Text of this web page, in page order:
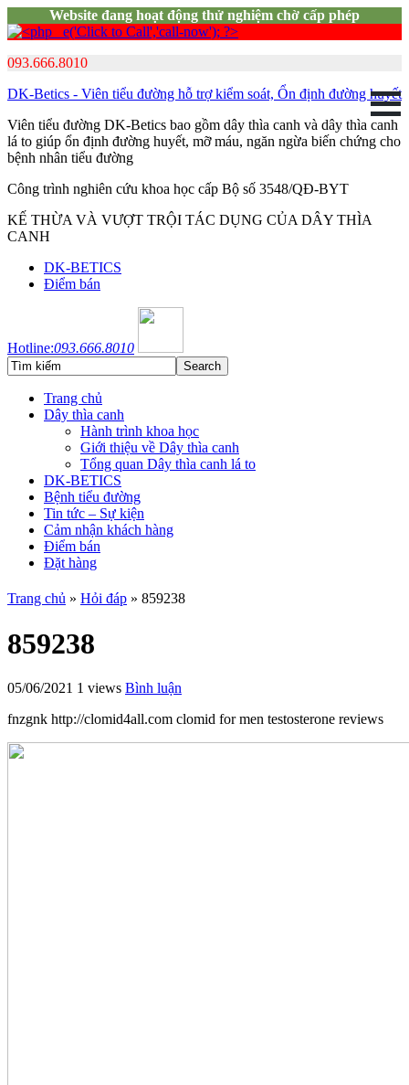
Website đang hoạt động thử nghiệm chờ cấp phép
093.666.8010
DK-Betics - Viên tiểu đường hỗ trợ kiểm soát, Ổn định đường huyết
Viên tiểu đường DK-Betics bao gồm dây thìa canh và dây thìa canh
lá to giúp ổn định đường huyết, mỡ máu, ngăn ngừa biến chứng cho
bệnh nhân tiểu đường
Công trình nghiên cứu khoa học cấp Bộ số 3548/QĐ-BYT
KẾ THỪA VÀ VƯỢT TRỘI TÁC DỤNG CỦA DÂY THÌA
CANH
DK-BETICS
Điểm bán
Hotline:093.666.8010
Trang chủ
Dây thìa canh
Hành trình khoa học
Giới thiệu về Dây thìa canh
Tổng quan Dây thìa canh lá to
DK-BETICS
Bệnh tiểu đường
Tin tức – Sự kiện
Cảm nhận khách hàng
Điểm bán
Đặt hàng
Trang chủ » Hỏi đáp » 859238
859238
05/06/2021 1 views Bình luận
fnzgnk http://clomid4all.com clomid for men testosterone reviews